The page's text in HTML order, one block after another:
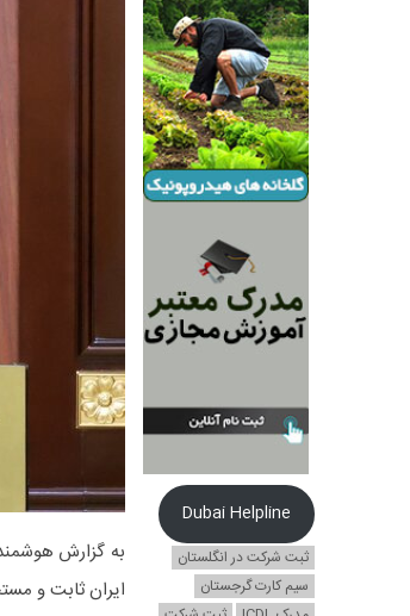
به گزارش
ایران ثابت و
Dubai Helpline
ثبت شرکت در انگلستان
سیم کارت گرجستان